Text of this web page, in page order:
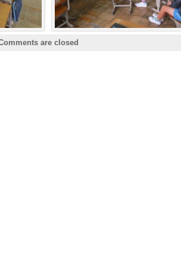
are closed